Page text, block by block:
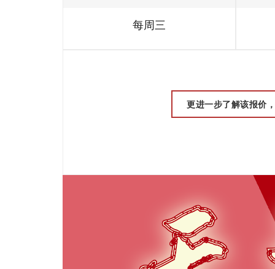
每周三
更进一步了解该报价